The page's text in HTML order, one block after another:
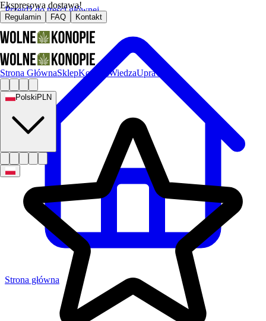
Przejdź do treści głównej
Ekspresowa dostawa!
Regulamin FAQ Kontakt
Strona GłównaSklepKontaktWiedzaUprawa
Polski PLN
Strona główna